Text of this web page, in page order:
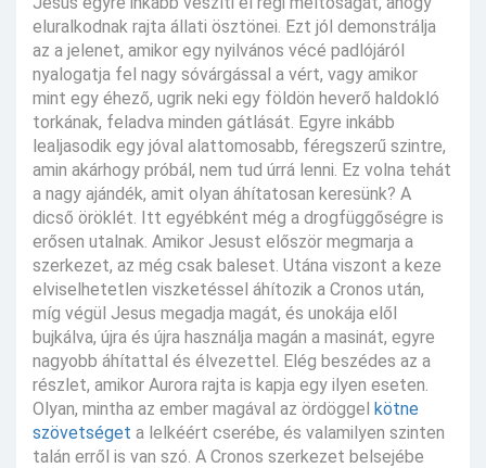
eluralkodnak rajta állati ösztönei. Ezt jól demonstrálja
az a jelenet, amikor egy nyilvános vécé padlójáról
nyalogatja fel nagy sóvárgással a vért, vagy amikor
mint egy éhező, ugrik neki egy földön heverő haldokló
torkának, feladva minden gátlását. Egyre inkább
lealjasodik egy jóval alattomosabb, féregszerű szintre,
amin akárhogy próbál, nem tud úrrá lenni. Ez volna tehát
a nagy ajándék, amit olyan áhítatosan keresünk? A
dicső öröklét. Itt egyébként még a drogfüggőségre is
erősen utalnak. Amikor Jesust először megmarja a
szerkezet, az még csak baleset. Utána viszont a keze
elviselhetetlen viszketéssel áhítozik a Cronos után,
míg végül Jesus megadja magát, és unokája elől
bujkálva, újra és újra használja magán a masinát, egyre
nagyobb áhítattal és élvezettel. Elég beszédes az a
részlet, amikor Aurora rajta is kapja egy ilyen eseten.
Olyan, mintha az ember magával az ördöggel kötne
szövetséget a lelkéért cserébe, és valamilyen szinten
talán erről is van szó. A Cronos szerkezet belsejébe